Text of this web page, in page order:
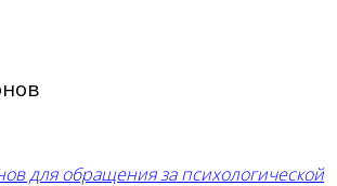
для обращения за психологической